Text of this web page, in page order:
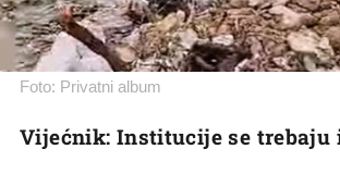
Foto: Privatni album
Vijećnik: Institucije se